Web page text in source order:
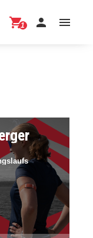
shopping_cart1 person menu